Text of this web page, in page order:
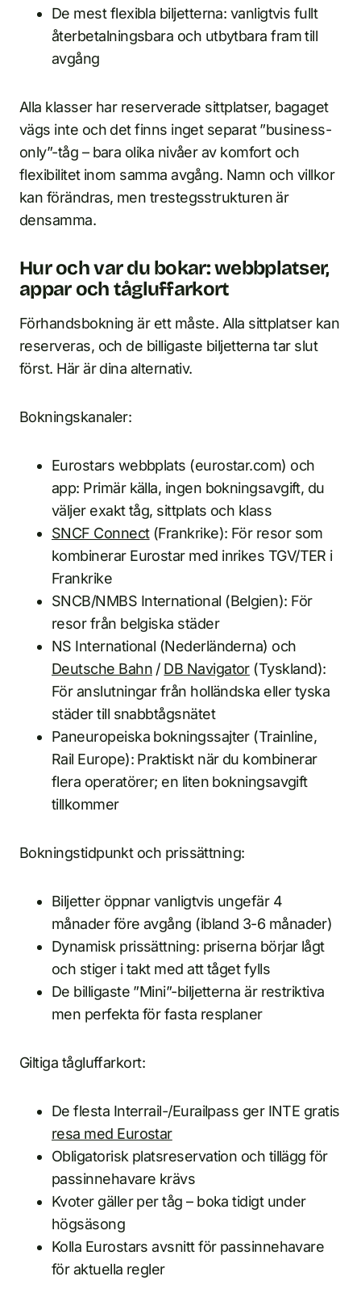
De mest flexibla biljetterna: vanligtvis fullt
återbetalningsbara och utbytbara fram till
avgång
Alla klasser har reserverade sittplatser, bagaget
vägs inte och det finns inget separat ”business-
only”-tåg – bara olika nivåer av komfort och
flexibilitet inom samma avgång. Namn och villkor
kan förändras, men trestegsstrukturen är
densamma.
Hur och var du bokar: webbplatser,
appar och tågluffarkort
Förhandsbokning är ett måste. Alla sittplatser kan
reserveras, och de billigaste biljetterna tar slut
först. Här är dina alternativ.
Bokningskanaler:
Eurostars webbplats (eurostar.com) och
app: Primär källa, ingen bokningsavgift, du
väljer exakt tåg, sittplats och klass
SNCF Connect(Frankrike): För resor som
kombinerar Eurostar med inrikes TGV/TER i
Frankrike
SNCB/NMBS International (Belgien): För
resor från belgiska städer
NS International (Nederländerna) och
Deutsche Bahn/ DB Navigator(Tyskland):
För anslutningar från holländska eller tyska
städer till snabbtågsnätet
Paneuropeiska bokningssajter (Trainline,
Rail Europe): Praktiskt när du kombinerar
flera operatörer; en liten bokningsavgift
tillkommer
Bokningstidpunkt och prissättning:
Biljetter öppnar vanligtvis ungefär 4
månader före avgång (ibland 3-6 månader)
Dynamisk prissättning: priserna börjar lågt
och stiger i takt med att tåget fylls
De billigaste ”Mini”-biljetterna är restriktiva
men perfekta för fasta resplaner
Giltiga tågluffarkort:
De flesta Interrail-/Eurailpass ger INTE gratis
resa med Eurostar
Obligatorisk platsreservation och tillägg för
passinnehavare krävs
Kvoter gäller per tåg – boka tidigt under
högsäsong
Kolla Eurostars avsnitt för passinnehavare
för aktuella regler